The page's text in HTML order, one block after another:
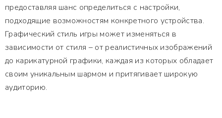
предоставляя шанс определиться с настройки,
подходящие возможностям конкретного устройства.
Графический стиль игры может изменяться в
зависимости от стиля – от реалистичных изображений
до карикатурной графики, каждая из которых обладает
своим уникальным шармом и притягивает широкую
аудиторию.